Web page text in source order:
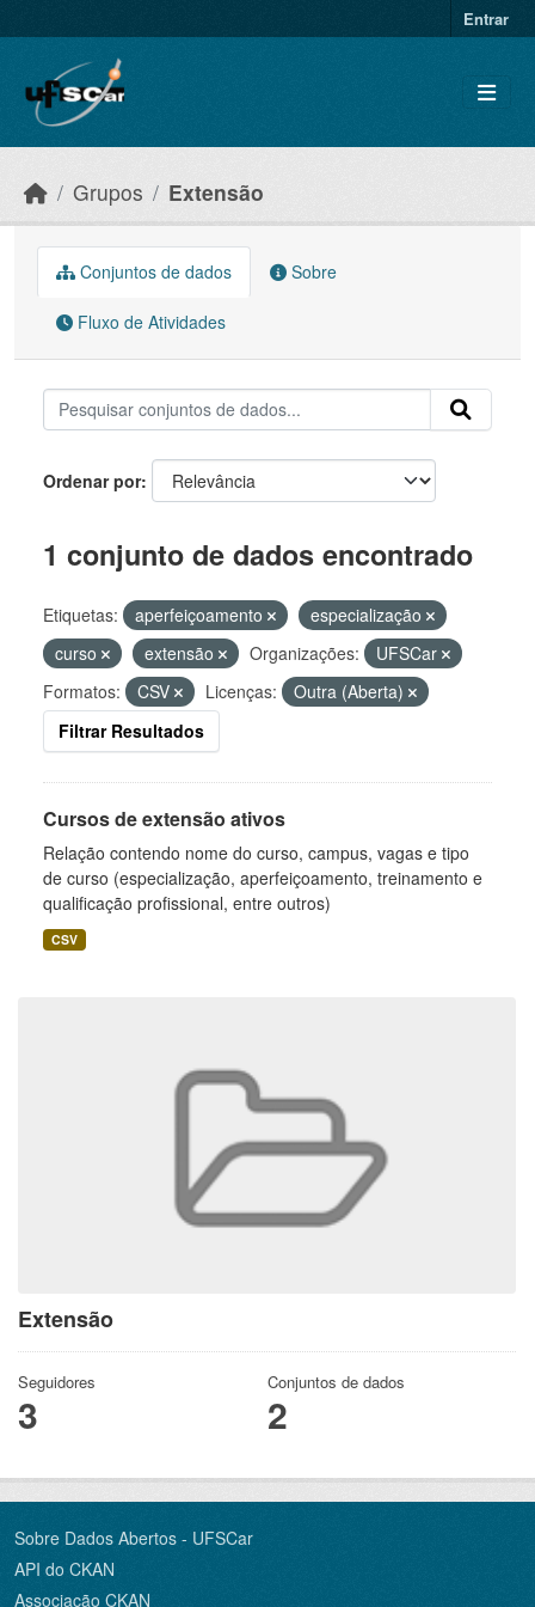
Entrar
Grupos Extensão
Extensão
Seguidores
3
Conjuntos de dados
2
Conjuntos de dados Sobre
Fluxo de Atividades
Ordenar por
1 conjunto de dados encontrado
Etiquetas: aperfeiçoamento
especialização
curso
extensão Organizações:
UFSCar
Formatos:
CSV Licenças:
Outra (Aberta)
Filtrar Resultados
Cursos de extensão ativos
Relação contendo nome do curso, campus, vagas e tipo
de curso (especialização, aperfeiçoamento, treinamento e
qualificação profissional, entre outros)
CSV
Sobre Dados Abertos - UFSCar
API do CKAN
Associação CKAN